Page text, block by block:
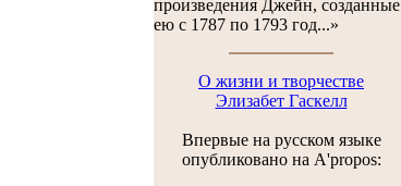
произведения Джейн, созданные
ею с 1787 по 1793 год...»
О жизни и творчестве
Элизабет Гаскелл
Впервые на русском языке
опубликовано на A'propos: